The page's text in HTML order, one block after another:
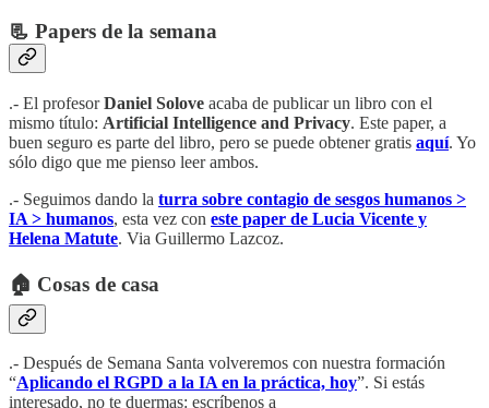
📃 Papers de la semana
.- El profesorDaniel Solove acaba de publicar un libro con el
mismo título: Artificial Intelligence and Privacy. Este paper, a
buen seguro es parte del libro, pero se puede obtener gratis aquí. Yo
sólo digo que me pienso leer ambos.
.- Seguimos dando la turra sobre contagio de sesgos humanos >
IA > humanos, esta vez con este paper de Lucia Vicente y
Helena Matute. Via Guillermo Lazcoz.
🏠 Cosas de casa
.- Después de Semana Santa volveremos con nuestra formación
“Aplicando el RGPD a la IA en la práctica, hoy”. Si estás
interesado, no te duermas: escríbenos a